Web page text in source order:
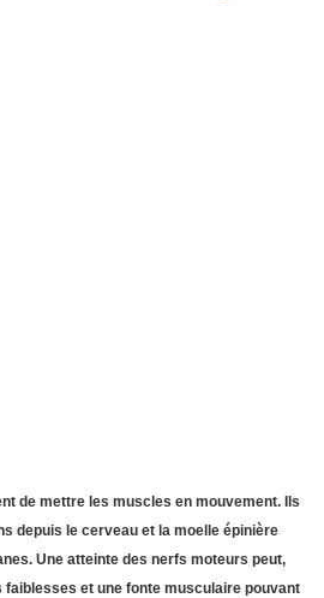
de mettre les muscles en mouvement. Ils
depuis le cerveau et la moelle épinière
Une atteinte des nerfs moteurs peut,
faiblesses et une fonte musculaire pouvant